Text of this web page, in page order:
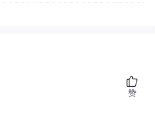
赞